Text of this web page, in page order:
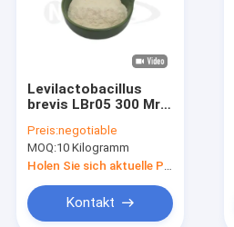
Levilactobacillus
brevis LBr05 300 Mrd.
Pulver / Allergenfrei /
Glutenfrei / Milchfrei
Preis:negotiable
MOQ:10 Kilogramm
Kontakt